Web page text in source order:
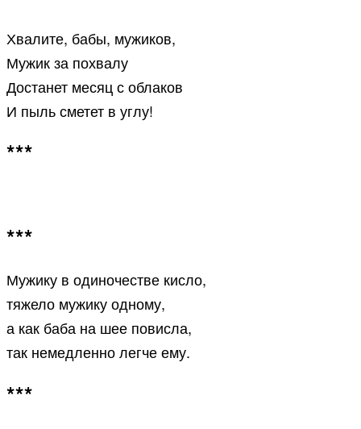
Хвалите, бабы, мужиков,
Мужик за похвалу
Достанет месяц с облаков
И пыль сметет в углу!
***
***
Мужику в одиночестве кисло,
тяжело мужику одному,
а как баба на шее повисла,
так немедленно легче ему.
***